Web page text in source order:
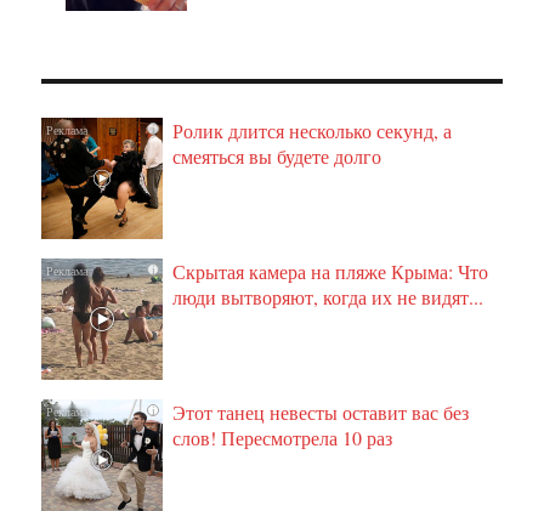
i
Ролик длится несколько секунд, а
смеяться вы будете долго
i
Скрытая камера на пляже Крыма: Что
люди вытворяют, когда их не видят...
i
Этот танец невесты оставит вас без
слов! Пересмотрела 10 раз